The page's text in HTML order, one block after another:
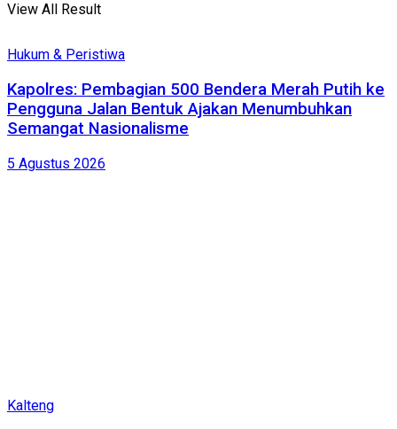
View All Result
Hukum & Peristiwa
Kapolres: Pembagian 500 Bendera Merah Putih ke
Pengguna Jalan Bentuk Ajakan Menumbuhkan
Semangat Nasionalisme
5 Agustus 2026
Kalteng